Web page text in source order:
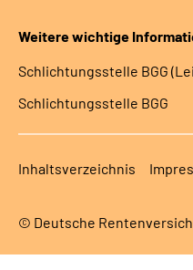
Weitere wichtige
Schlich­tungs­stel­le BGG
Schlich­tungs­stel­le BGG
Inhaltsverzeichnis
© Deutsche